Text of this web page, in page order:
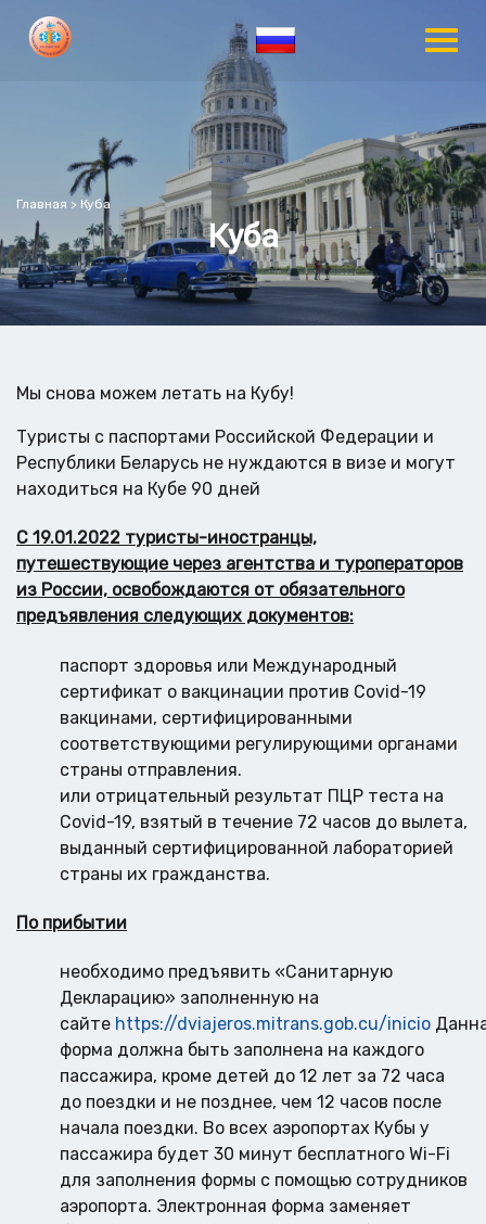
Главная > Куба
Куба
Мы снова можем летать на Кубу!
Туристы с паспортами Российской Федерации и
Республики Беларусь не нуждаются в визе и могут
находиться на Кубе 90 дней
С 19.01.2022 туристы-иностранцы,
путешествующие через агентства и туроператоров
из России, освобождаются от обязательного
предъявления следующих документов:
паспорт здоровья или Международный
сертификат о вакцинации против Covid-19
вакцинами, сертифицированными
соответствующими регулирующими органами
страны отправления.
или отрицательный результат ПЦР теста на
Covid-19, взятый в течение 72 часов до вылета,
выданный сертифицированной лабораторией
страны их гражданства.
По прибытии
необходимо предъявить «Санитарную
Декларацию» заполненную на
сайте https://dviajeros.mitrans.gob.cu/inicio
форма должна быть заполнена на каждого
пассажира, кроме детей до 12 лет за 72 часа
до поездки и не позднее, чем 12 часов после
начала поездки. Во всех аэропортах Кубы у
пассажира будет 30 минут бесплатного Wi-Fi
для заполнения формы с помощью сотрудников
аэропорта. Электронная форма заменяет